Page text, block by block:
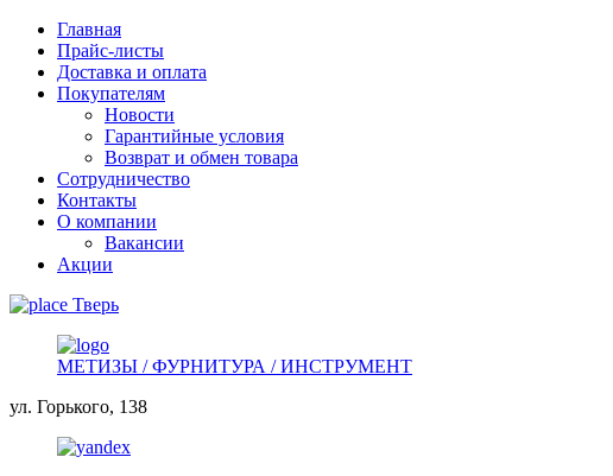
Главная
Прайс-листы
Доставка и оплата
Покупателям
Новости
Гарантийные условия
Возврат и обмен товара
Сотрудничество
Контакты
О компании
Вакансии
Акции
Тверь
МЕТИЗЫ / ФУРНИТУРА / ИНСТРУМЕНТ
ул. Горького, 138